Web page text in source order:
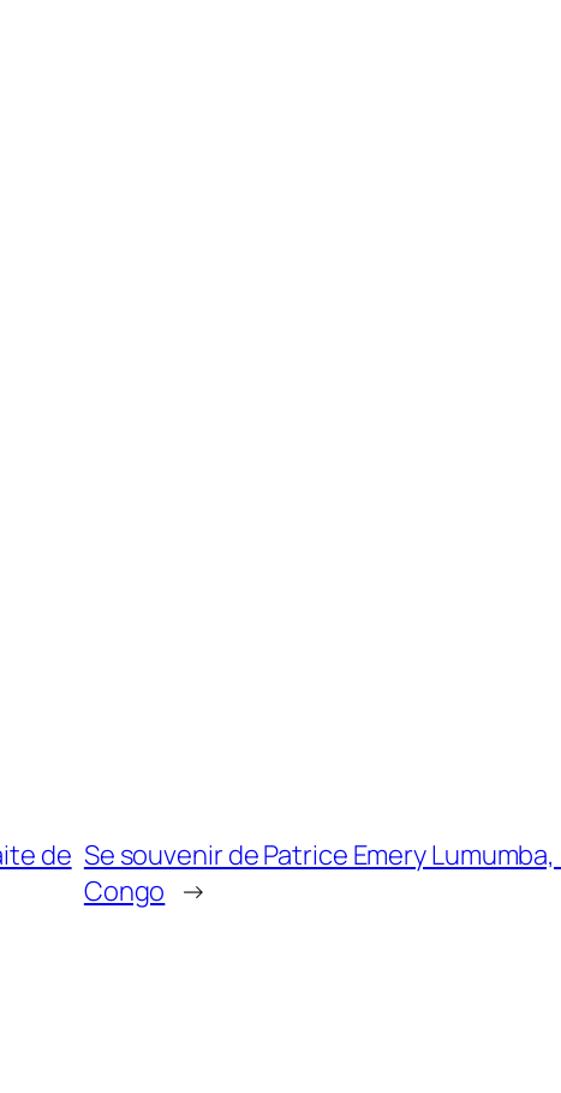
de Se souvenir de Patrice Emery
Congo →